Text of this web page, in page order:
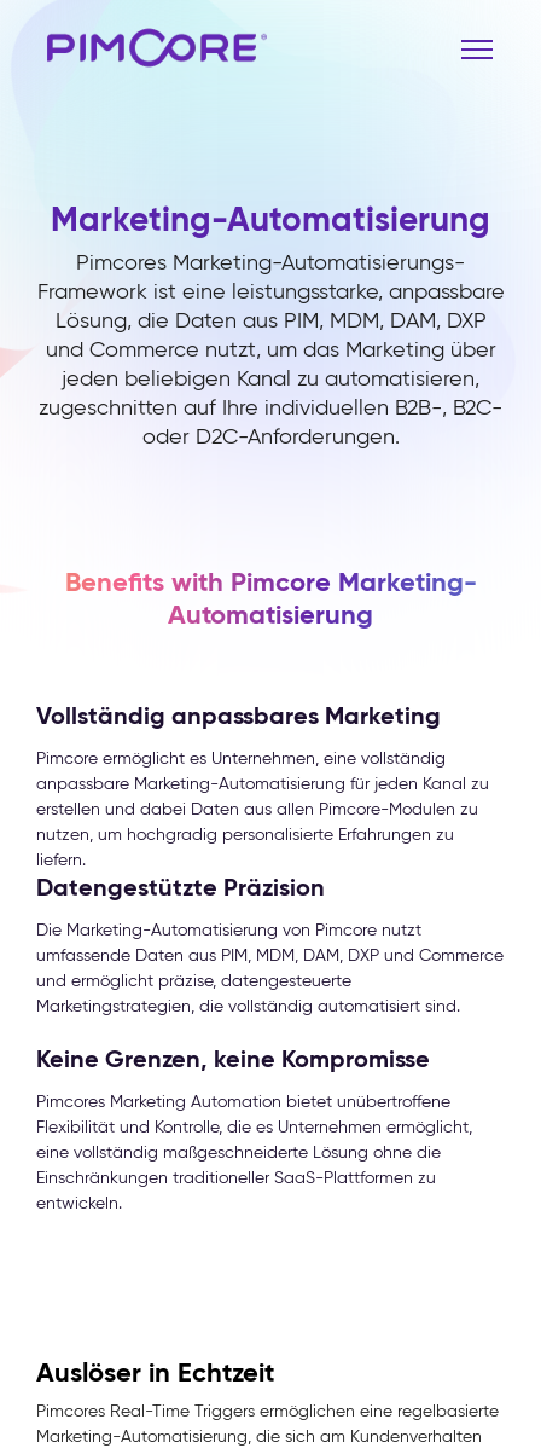
Marketing-Automatisierung
Pimcores Marketing-Automatisierungs-
Framework ist eine leistungsstarke, anpassbare
Lösung, die Daten aus PIM, MDM, DAM, DXP
und Commerce nutzt, um das Marketing über
jeden beliebigen Kanal zu automatisieren,
zugeschnitten auf Ihre individuellen B2B-, B2C-
oder D2C-Anforderungen.
Benefits with Pimcore Marketing-
Automatisierung
Vollständig anpassbares Marketing
Pimcore ermöglicht es Unternehmen, eine vollständig
anpassbare Marketing-Automatisierung für jeden Kanal zu
erstellen und dabei Daten aus allen Pimcore-Modulen zu
nutzen, um hochgradig personalisierte Erfahrungen zu
liefern.
Datengestützte Präzision
Die Marketing-Automatisierung von Pimcore nutzt
umfassende Daten aus PIM, MDM, DAM, DXP und Commerce
und ermöglicht präzise, datengesteuerte
Marketingstrategien, die vollständig automatisiert sind.
Keine Grenzen, keine Kompromisse
Pimcores Marketing Automation bietet unübertroffene
Flexibilität und Kontrolle, die es Unternehmen ermöglicht,
eine vollständig maßgeschneiderte Lösung ohne die
Einschränkungen traditioneller SaaS-Plattformen zu
entwickeln.
Auslöser in Echtzeit
Pimcores Real-Time Triggers ermöglichen eine regelbasierte
Marketing-Automatisierung, die sich am Kundenverhalten